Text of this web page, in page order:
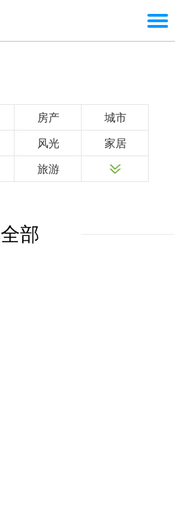
房产 城市
风光 家居
旅游
全部